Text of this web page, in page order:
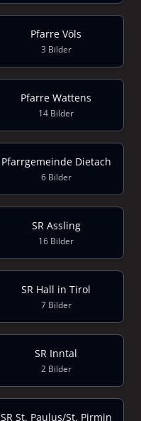
Pfarre Völs
3 Bilder
Pfarre Wattens
14 Bilder
Pfarrgemeinde Dietach
6 Bilder
SR Assling
16 Bilder
SR Hall in Tirol
7 Bilder
SR Inntal
2 Bilder
SR St. Paulus/St. Pirmin